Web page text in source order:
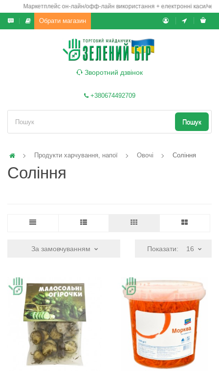
Маркетплейс он-лайн/офф-лайн використання + електронні каси/чеки/
Обрати магазин
Зворотний дзвінок
+380674492709
Пошук
Продукти харчування, напої Овочі Соління
Соління
За замовчуванням Показати: 16